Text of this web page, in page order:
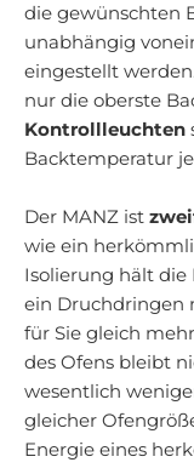
die gewünschten
unabhängig
eingestellt
nur die oberste
Kontrollleuchten
Backtemperatur
Der MANZ ist
wie ein
Isolierung hält
ein Druchdringen
für Sie gleich
des Ofens bleibt
wesentlich
gleicher
Energie eines